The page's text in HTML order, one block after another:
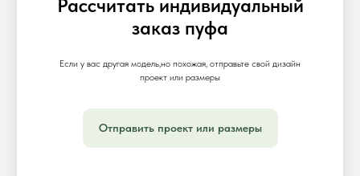
Рассчитать индивидуальный
заказ пуфа
Если у вас другая модель,но похожая, отправьте свой дизайн
проект или размеры
Отправить проект или размеры